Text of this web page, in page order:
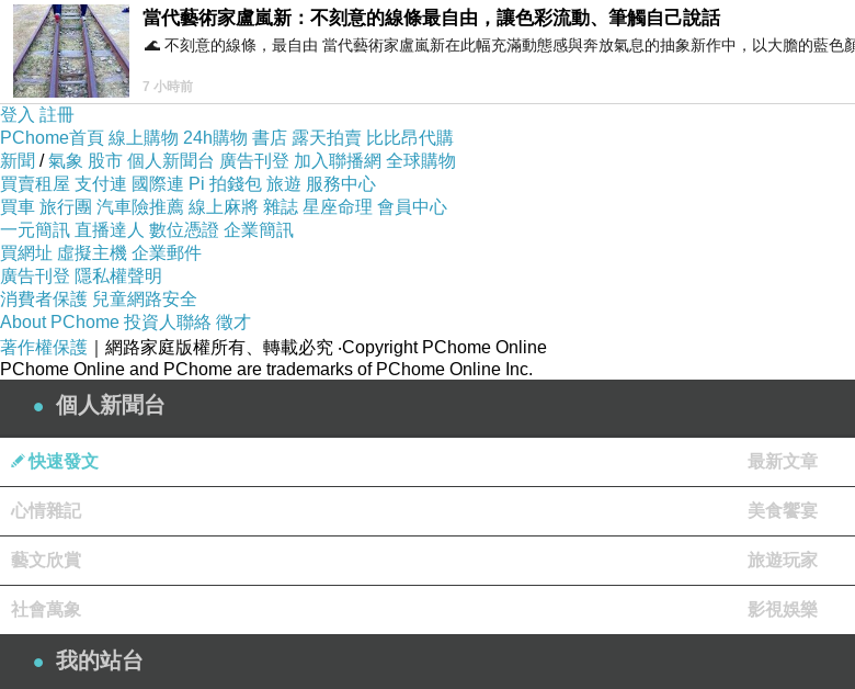
當代藝術家盧嵐新：不刻意的線條最自由，讓色彩流動、筆觸自己說話
🌊 不刻意的線條，最自由 當代藝術家盧嵐新在此幅充滿動態感與奔放氣息的抽象新作中，以大膽的藍色
7 小時前
登入 註冊
PChome首頁 線上購物 24h購物 書店 露天拍賣 比比昂代購
新聞 /氣象 股市 個人新聞台 廣告刊登 加入聯播網 全球購物
買賣租屋 支付連 國際連 Pi 拍錢包 旅遊 服務中心
買車 旅行團 汽車險推薦 線上麻將 雜誌 星座命理 會員中心
一元簡訊 直播達人 數位憑證 企業簡訊
買網址 虛擬主機 企業郵件
廣告刊登 隱私權聲明
消費者保護 兒童網路安全
About PChome 投資人聯絡 徵才
著作權保護 ｜網路家庭版權所有、轉載必究 ‧Copyright PChome Online
PChome Online and PChome are trademarks of PChome Online Inc.
個人新聞台
快速發文 最新文章
心情雜記 美食饗宴
藝文欣賞 旅遊玩家
社會萬象 影視娛樂
我的站台